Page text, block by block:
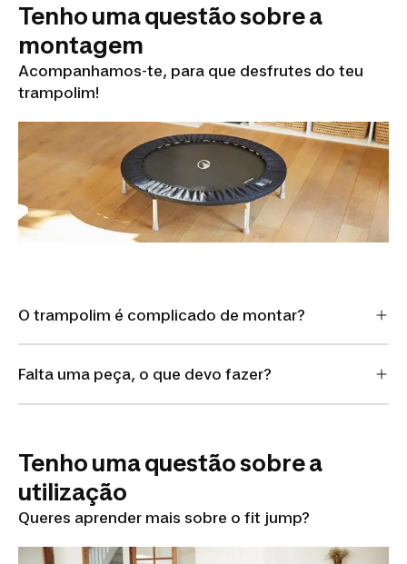
Tenho uma questão sobre a
montagem
Acompanhamos-te, para que desfrutes do teu
trampolim!
O trampolim é complicado de montar?
Falta uma peça, o que devo fazer?
Tenho uma questão sobre a
utilização
Queres aprender mais sobre o fit jump?